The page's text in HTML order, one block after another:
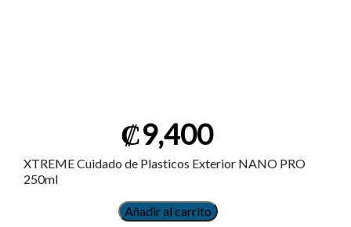
₡9,400
XTREME Cuidado de Plasticos Exterior NANO PRO
250ml
XTREME
Añadir al carrito